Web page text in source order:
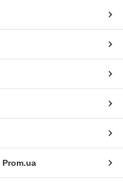
Prom.ua